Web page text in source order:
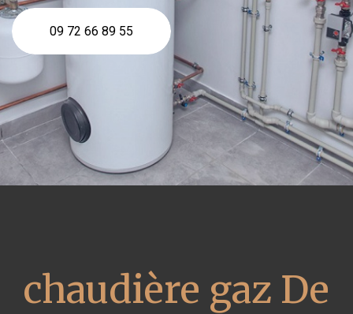
09 72 66 89 55
chaudière gaz De